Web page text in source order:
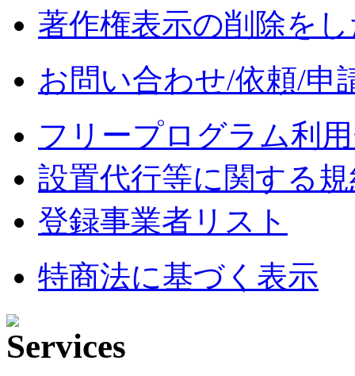
著作権表示の削除を
お問い合わせ/依頼/申
フリープログラム利
設置代行等に関する
登録事業者リスト
特商法に基づく表示